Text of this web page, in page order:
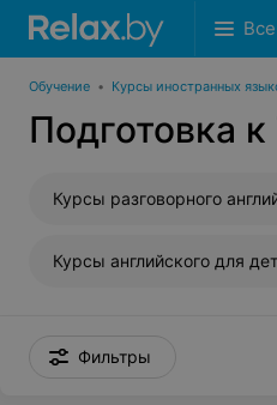
Обучение • Курсы иностранных
Подготовка
Курсы разговорного
Курсы английского для
Фильтры